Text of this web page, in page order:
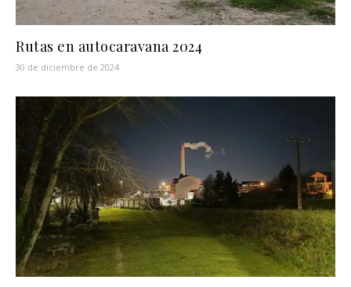
Rutas en autocaravana 2024
30 de diciembre de 2024